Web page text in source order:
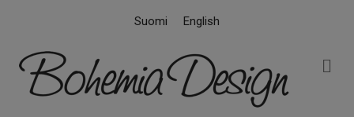
Suomi English